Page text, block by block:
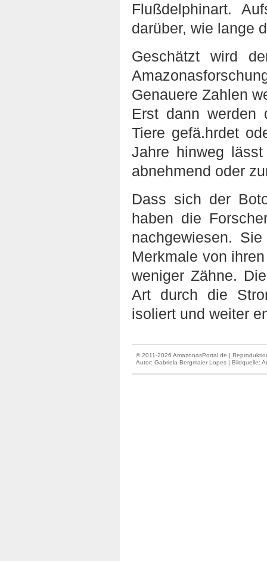
Flußdelphinart.
darüber, wie lange
Geschätzt wird
Genauere Zahlen
Erst dann werden
Tiere gefä.hrdet
Jahre hinweg
abnehmend oder
Dass sich der
haben die
nachgewiesen.
Merkmale von
weniger Zähne.
Art durch die
isoliert und weiter
© 2011-2026 AmazonasPortal.de |
Autor: Gabriela Bergmaier Lopes | Bildquelle: